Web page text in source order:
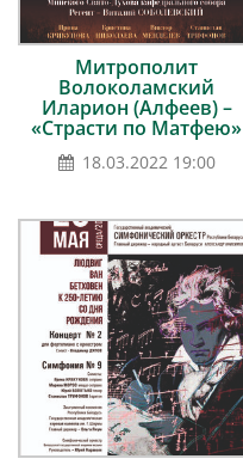
Митрополит
Волоколамский
Иларион (Алфеев) –
«Страсти по Матфею»
18.03.2022 19:00